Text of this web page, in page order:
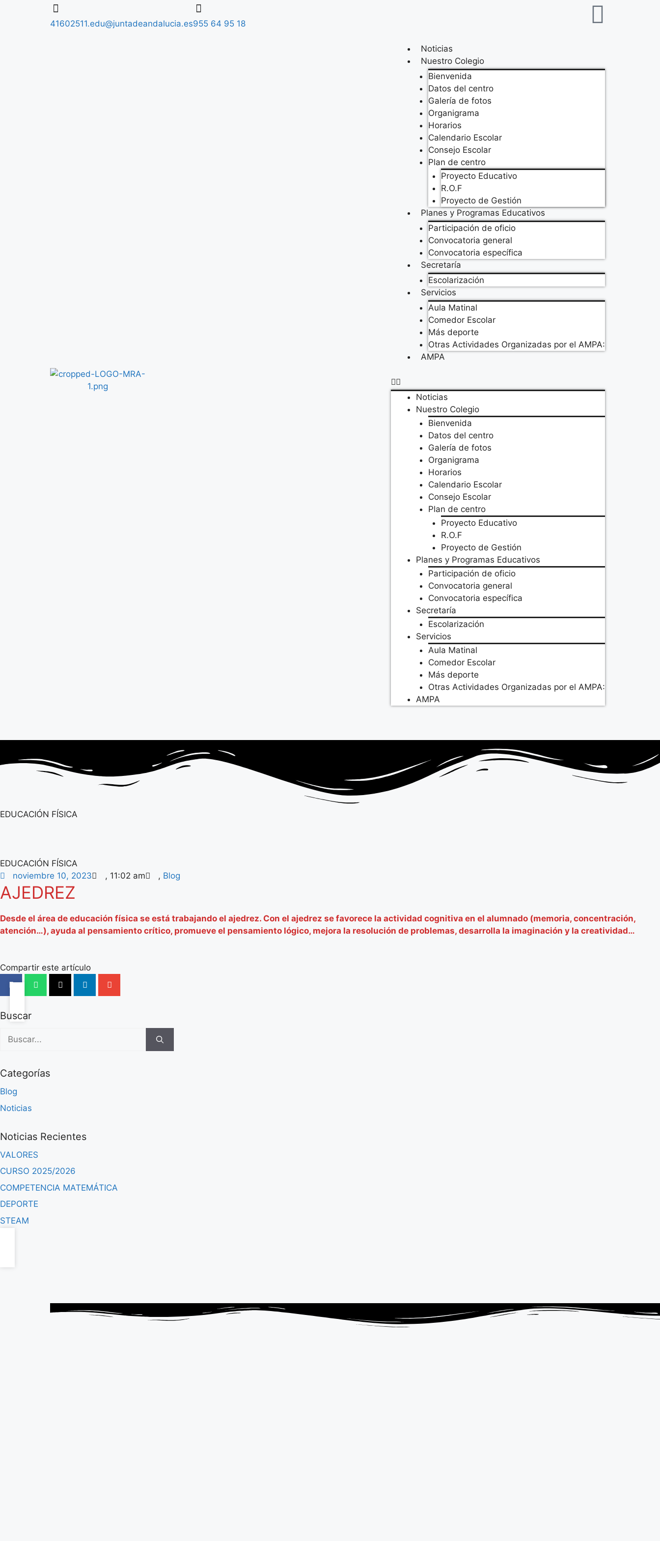
41602511.edu@juntadeandalucia.es955 64 95 18
Noticias
Nuestro Colegio
Bienvenida
Datos del centro
Galería de fotos
Organigrama
Horarios
Calendario Escolar
Consejo Escolar
Plan de centro
Proyecto Educativo
R.O.F
Proyecto de Gestión
Planes y Programas Educativos
Participación de oficio
Convocatoria general
Convocatoria específica
Secretaría
Escolarización
Servicios
Aula Matinal
Comedor Escolar
Más deporte
Otras Actividades Organizadas por el AMPA:
AMPA
Noticias
Nuestro Colegio
Bienvenida
Datos del centro
Galería de fotos
Organigrama
Horarios
Calendario Escolar
Consejo Escolar
Plan de centro
Proyecto Educativo
R.O.F
Proyecto de Gestión
Planes y Programas Educativos
Participación de oficio
Convocatoria general
Convocatoria específica
Secretaría
Escolarización
Servicios
Aula Matinal
Comedor Escolar
Más deporte
Otras Actividades Organizadas por el AMPA:
AMPA
EDUCACIÓN FÍSICA
EDUCACIÓN FÍSICA
noviembre 10, 2023
, 11:02 am , Blog
AJEDREZ
Desde el área de educación física se está trabajando el ajedrez. Con el ajedrez se favorece la actividad cognitiva en el alumnado (memoria, concentración,
atención…), ayuda al pensamiento crítico, promueve el pensamiento lógico, mejora la resolución de problemas, desarrolla la imaginación y la creatividad…
Compartir este artículo
Buscar
Categorías
Blog
Noticias
Noticias Recientes
VALORES
CURSO 2025/2026
COMPETENCIA MATEMÁTICA
DEPORTE
STEAM